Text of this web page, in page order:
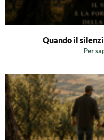
Quando il
Per